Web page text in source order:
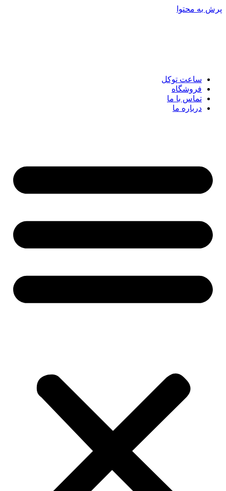
پرش به محتوا
ساعت توکل
فروشگاه
تماس با ما
درباره ما